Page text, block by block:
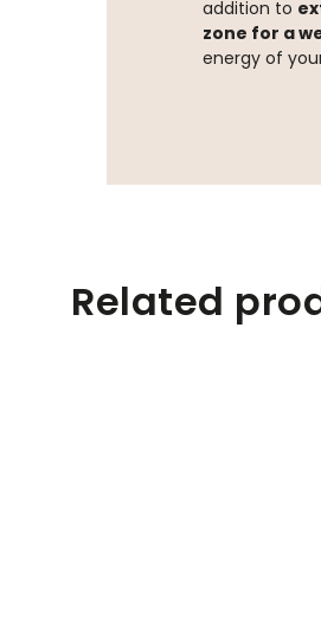
addition to
zone for a
energy of
Related